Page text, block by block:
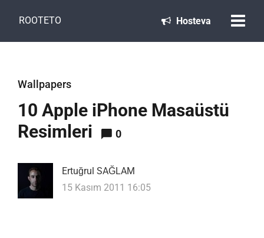
ROOTETO Hosteva
Wallpapers
10 Apple iPhone Masaüstü
Resimleri
0
Ertuğrul SAĞLAM
15 Kasım 2011 16:05